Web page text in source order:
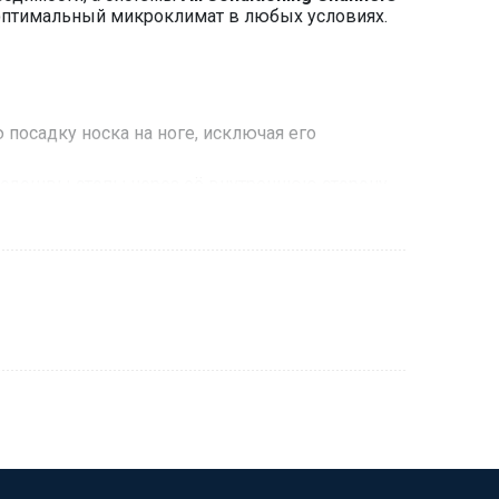
микроклимат в любых условиях.
носка на ноге, исключая его